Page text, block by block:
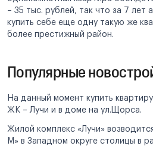
– 35 тыс. рублей, так что за 7 лет
купить себе еще одну такую же
более престижный район.
Популярные
На данный момент купить
ЖК – Лучи и в доме на ул.Щорса.
Жилой комплекс «Лучи»
М» в Западном округе столицы в